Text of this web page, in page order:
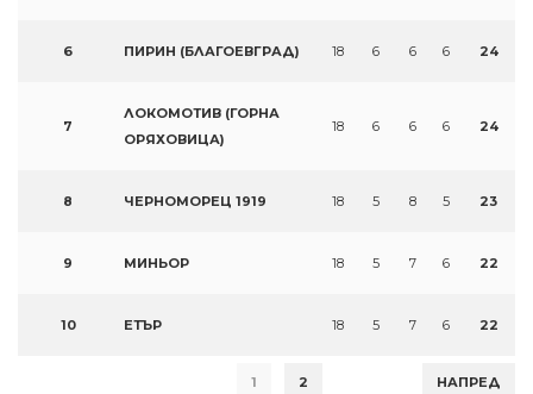
6 ПИРИН (БЛАГОЕВГРАД) 18 6 6 6 24
7
ЛОКОМОТИВ (ГОРНА
ОРЯХОВИЦА)
18 6 6 6 24
8 ЧЕРНОМОРЕЦ 1919 18 5 8 5 23
9 МИНЬОР 18 5 7 6 22
10 ЕТЪР 18 5 7 6 22
1 2 НАПРЕД